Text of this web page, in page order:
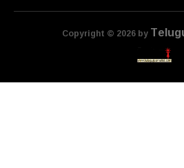
Copyright © 2026 by